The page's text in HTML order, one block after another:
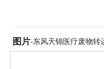
图片-东风天锦医疗废物转